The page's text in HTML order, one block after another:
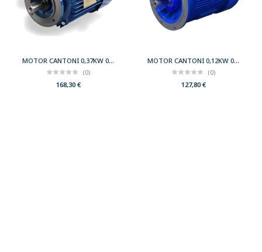
MOTOR CANTONI 0,37KW 0,50CV 3000 B14 T71 230/400 IE2
(0)
168,30€
MOTOR CANTONI 0,12KW 0,17CV 3000 B5 T56 230/400 IE2
(0)
127,80€